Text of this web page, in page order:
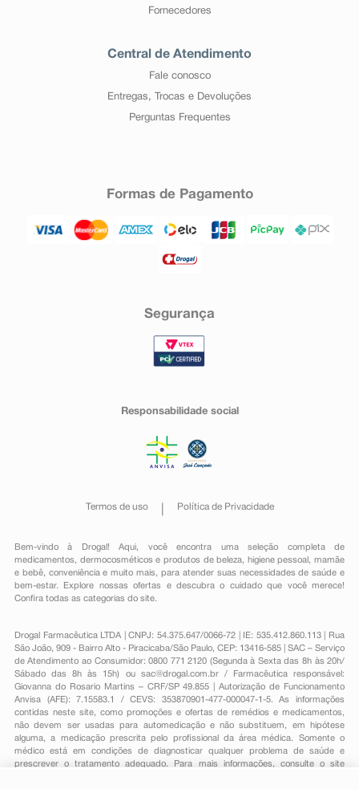
Fornecedores
Central de Atendimento
Fale conosco
Entregas, Trocas e Devoluções
Perguntas Frequentes
Formas de Pagamento
Segurança
Responsabilidade social
Termos de uso Política de Privacidade
Bem-vindo à Drogal! Aqui, você encontra uma seleção completa de
medicamentos , dermocosméticos e produtos de beleza, higiene pessoal ,mamãe
e bebê, conveniênciae muito mais, para atender suas necessidades de saúde e
bem-estar. Explore nossas ofertas e descubra o cuidado que você merece!
Confira todas as categorias do site.
Drogal Farmacêutica LTDA | CNPJ: 54.375.647/0066-72 | IE: 535.412.860.113 | Rua
São João, 909 - Bairro Alto - Piracicaba/São Paulo, CEP: 13416-585 | SAC – Serviço
de Atendimento ao Consumidor: 0800 771 2120 (Segunda à Sexta das 8h às 20h/
Sábado das 8h às 15h) ou sac@drogal.com.br/ Farmacêutica responsável:
Giovanna do Rosario Martins – CRF/SP 49.855 | Autorização de Funcionamento
Anvisa (AFE): 7.15583.1 / CEVS: 353870901-477-000047-1-5. As informações
contidas neste site, como promoções e ofertas de remédios e medicamentos,
não devem ser usadas para automedicação e não substituem, em hipótese
alguma, a medicação prescrita pelo profissional da área médica. Somente o
médico está em condições de diagnosticar qualquer problema de saúde e
prescrever o tratamento adequado. Para mais informações, consulte o site